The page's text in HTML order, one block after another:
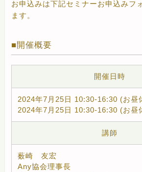
お申込みは下記セミナーお申込みフ
ます。
開催概要
開催日時
2024年7月25日 10:30-16:30 (お
2024年7月25日 10:30-16:30 (お
講師
薮崎 友宏
Any協会理事長